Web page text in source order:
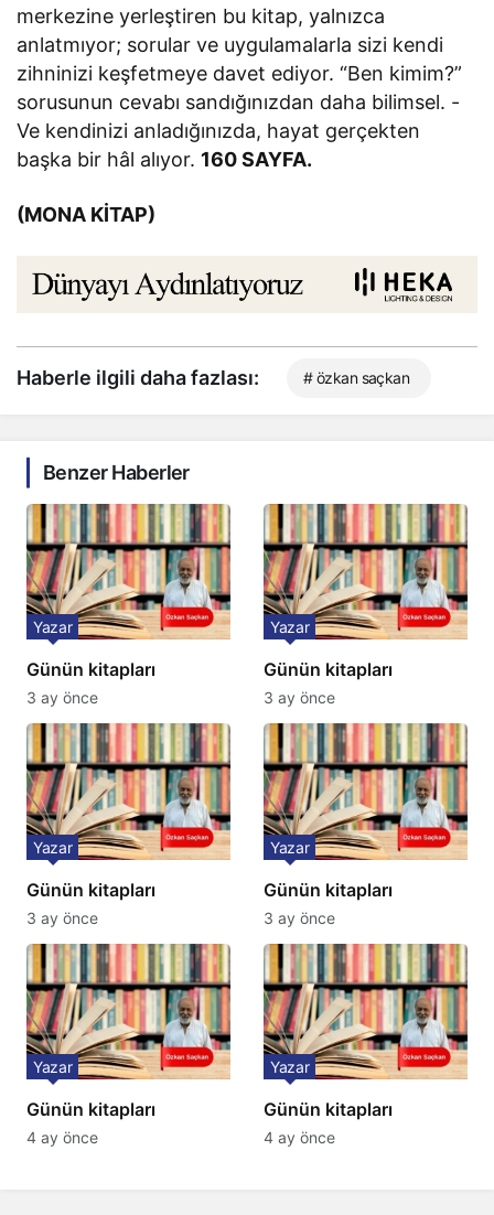
merkezine yerleştiren bu kitap, yalnızca
anlatmıyor; sorular ve uygulamalarla sizi kendi
zihninizi keşfetmeye davet ediyor. “Ben kimim?”
sorusunun cevabı sandığınızdan daha bilimsel. -
Ve kendinizi anladığınızda, hayat gerçekten
başka bir hâl alıyor. 160 SAYFA.
(MONA KİTAP)
Haberle ilgili daha fazlası: # özkan saçkan
Benzer Haberler
Günün kitapları
Yazar
3 ay önce
Günün kitapları
Yazar
3 ay önce
Günün kitapları
Yazar
3 ay önce
Günün kitapları
Yazar
3 ay önce
Günün kitapları
Yazar
4 ay önce
Günün kitapları
Yazar
4 ay önce